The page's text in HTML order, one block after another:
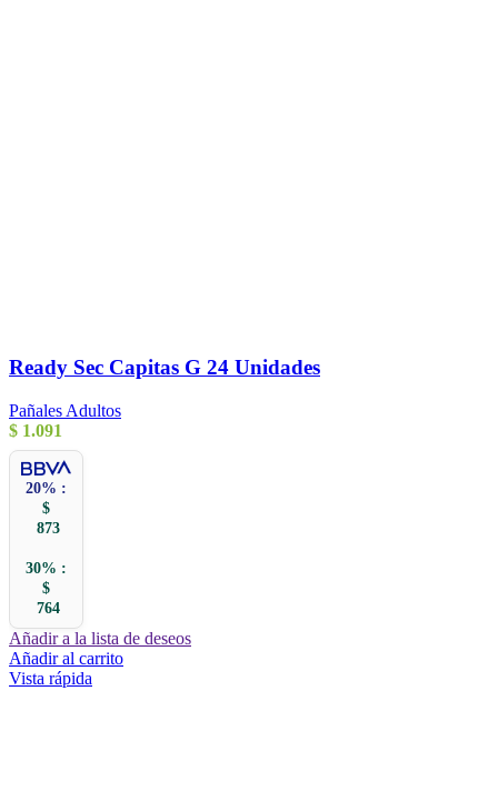
Ready Sec Capitas G 24 Unidades
Pañales Adultos
$ 1.091
20% :
$
873
30% :
$
764
Añadir a la lista de deseos
Añadir al carrito
Vista rápida